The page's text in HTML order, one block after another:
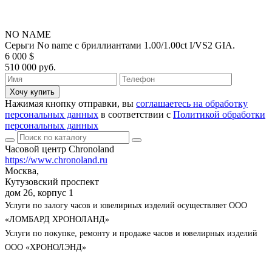
NO NAME
Серьги No name с бриллиантами 1.00/1.00ct I/VS2 GIA.
6 000 $
510 000 руб.
Хочу купить
Нажимая кнопку отправки, вы соглашаетесь на обработку
персональных данных в соответствии с Политикой обработки
персональных данных
Часовой центр Chronoland
https://www.chronoland.ru
Москва,
Кутузовский проспект
дом 26, корпус 1
Услуги по залогу часов и ювелирных изделий осуществляет ООО
«ЛОМБАРД ХРОНОЛАНД»
Услуги по покупке, ремонту и продаже часов и ювелирных изделий
ООО «ХРОНОЛЭНД»